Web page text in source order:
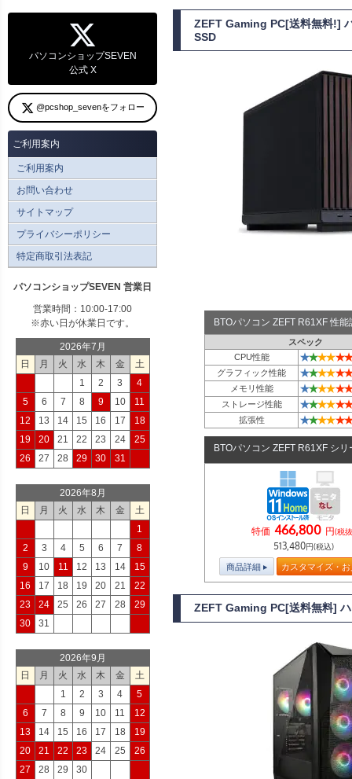
ZEFT Gaming PC[送料無料!]
SSD
BTOパソコン ZEFT R61XF 性
スペック
CPU性能
★★★★★★
グラフィック性能 ★★★★★★
メモリ性能 ★★★★★★
ストレージ性能 ★★★★★★
拡張性 ★★★★★★
BTOパソコン ZEFT R61XF シリ
特価 466,800 円(税
513,480円(税込)
商品詳細 カスタマイズ・
ZEFT Gaming PC[送料無料]
パソコンショップSEVEN
公式 X
@pcshop_sevenをフォロー
ご利用案内
ご利用案内
お問い合わせ
サイトマップ
プライバシーポリシー
特定商取引法表記
パソコンショップSEVEN 営業日
営業時間：10:00-17:00
※赤い日が休業日です。
2026年7月
日
月 火 水 木 金
土
1
2 3
4
5
6 7 8 9 10
11
12
13 14 15 16 17
18
19
20 21 22 23 24
25
26
27 28 29 30 31
2026年8月
日
月 火 水 木 金
土
1
2
3 4 5 6 7
8
9
10 11 12 13 14
15
16
17 18 19 20 21
22
23
24 25 26 27 28
29
30
31
2026年9月
日
月 火 水 木 金
土
1
2 3 4
5
6
7 8 9 10 11
12
13
14 15 16 17 18
19
20
21 22 23 24 25
26
27
28 29 30